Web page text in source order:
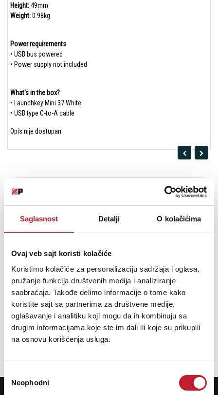
Saglasnost Detalji O kolačićima
Ovaj veb sajt koristi kolačiće
Koristimo kolačiće za personalizaciju sadržaja i oglasa,
pružanje funkcija društvenih medija i analiziranje
saobraćaja. Takođe delimo informacije o tome kako
koristite sajt sa partnerima za društvene medije,
oglašavanje i analitiku koji mogu da ih kombinuju sa
drugim informacijama koje ste im dali ili koje su prikupili
na osnovu korišćenja usluga.
сагласности
Neophodni
Height:49mm
Weight:0.98kg
Power requirements
• USB bus powered
• Power supply not included
What's in the box?
• Launchkey Mini 37 White
• USB type C-to-A cable
Opis nije dostupan
NOVATION LAUNCHKEY 37 MK3 - Midi Klavijatura
19.080,00RSD
23.880,00RSD
POTREBNA VAM JE POMOĆ? POZOVITE NAS!